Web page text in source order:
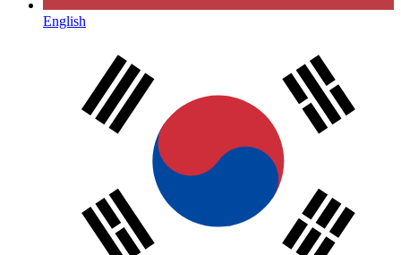
English